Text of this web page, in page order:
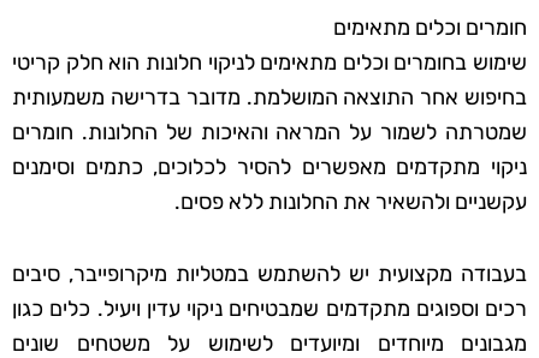
חומרים וכלים מתאימים
שימוש בחומרים וכלים מתאימים לניקוי חלונות הוא חלק קריטי
בחיפוש אחר התוצאה המושלמת. מדובר בדרישה משמעותית
שמטרתה לשמור על המראה והאיכות של החלונות. חומרים
ניקוי מתקדמים מאפשרים להסיר לכלוכים, כתמים וסימנים
עקשניים ולהשאיר את החלונות ללא פסים.
בעבודה מקצועית יש להשתמש במטליות מיקרופייבר, סיבים
רכים וספוגים מתקדמים שמבטיחים ניקוי עדין ויעיל. כלים כגון
מגבונים מיוחדים ומיועדים לשימוש על משטחים שונים